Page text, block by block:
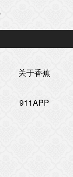
关于香蕉
911APP